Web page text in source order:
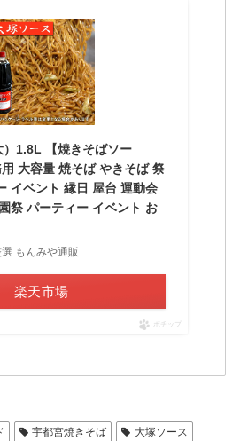
）1.8L 【焼きそばソー
容量 焼そば やきそば 祭
イベント 縁日 屋台 運動会
祭 パーティー イベント お
もんみや通販
楽天市場
ポチップ
宇都宮焼きそば 大塚ソース